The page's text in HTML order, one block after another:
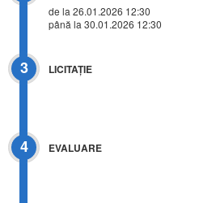
de la 26.01.2026 12:30
până la 30.01.2026 12:30
3 LICITAŢIE
4 EVALUARE